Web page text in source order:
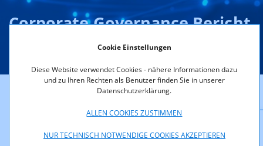
Cookie Einstellungen
Diese Website verwendet Cookies - nähere Informationen dazu
und zu Ihren Rechten als Benutzer finden Sie in unserer
Datenschutzerklärung.
ALLEN COOKIES ZUSTIMMEN
NUR TECHNISCH NOTWENDIGE COOKIES AKZEPTIEREN
Corporate Governance Bericht
der RTR für das Jahr 2023
Downloads